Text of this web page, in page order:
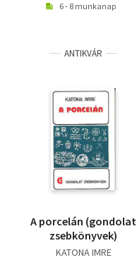
6 - 8 munkanap
ANTIKVÁR
A porcelán (gondolat
zsebkönyvek)
KATONA IMRE